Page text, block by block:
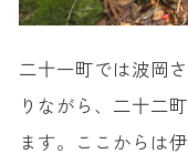
二十一町では波岡
りながら、二十二
ます。ここからは